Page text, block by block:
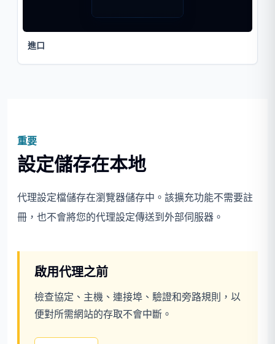
進口
重要
設定儲存在本地
代理設定檔儲存在瀏覽器儲存中。該擴充功能不需要註
冊，也不會將您的代理設定傳送到外部伺服器。
啟用代理之前
檢查協定、主機、連接埠、驗證和旁路規則，以
便對所需網站的存取不會中斷。